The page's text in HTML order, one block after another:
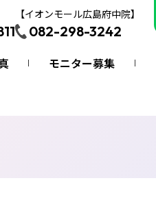
【イオンモール広島府中院】
082-298-3242
モニター募集